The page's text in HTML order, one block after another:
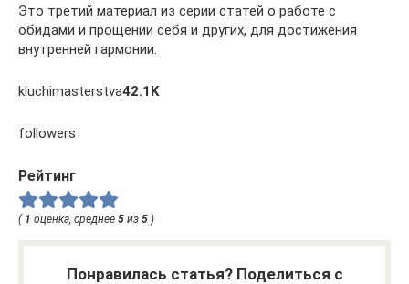
Это третий материал из серии статей о работе с
обидами и прощении себя и других, для достижения
внутренней гармонии.
kluchimasterstva42.1K
followers
Рейтинг
( 1 оценка, среднее 5 из 5 )
Понравилась статья? Поделиться с